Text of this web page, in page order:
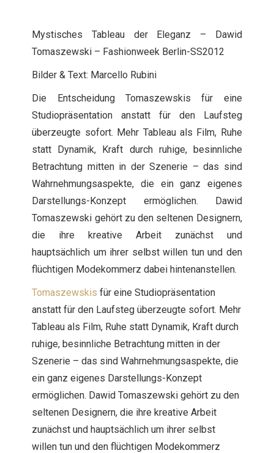
Mystisches Tableau der Eleganz – Dawid
Tomaszewski – Fashionweek Berlin-SS2012
Bilder & Text: Marcello Rubini
Die Entscheidung Tomaszewskis für eine
Studiopräsentation anstatt für den Laufsteg
überzeugte sofort. Mehr Tableau als Film, Ruhe
statt Dynamik, Kraft durch ruhige, besinnliche
Betrachtung mitten in der Szenerie – das sind
Wahrnehmungsaspekte, die ein ganz eigenes
Darstellungs-Konzept ermöglichen. Dawid
Tomaszewski gehört zu den seltenen Designern,
die ihre kreative Arbeit zunächst und
hauptsächlich um ihrer selbst willen tun und den
flüchtigen Modekommerz dabei hintenanstellen.
Tomaszewskis für eine Studiopräsentation
anstatt für den Laufsteg überzeugte sofort. Mehr
Tableau als Film, Ruhe statt Dynamik, Kraft durch
ruhige, besinnliche Betrachtung mitten in der
Szenerie – das sind Wahrnehmungsaspekte, die
ein ganz eigenes Darstellungs-Konzept
ermöglichen. Dawid Tomaszewski gehört zu den
seltenen Designern, die ihre kreative Arbeit
zunächst und hauptsächlich um ihrer selbst
willen tun und den flüchtigen Modekommerz